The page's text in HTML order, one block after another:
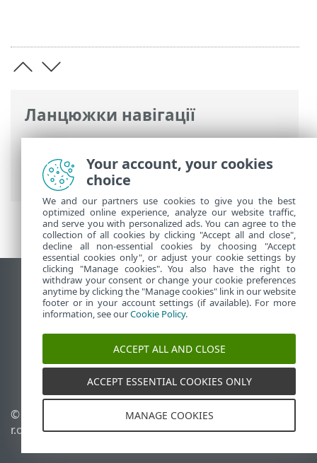
Ланцюжки навігації
Інтерактивна довідка ESET>ESET
Security for Microsoft SharePoint>
Додаткові параметри
> Кластер
Переглянути повну версію
End of Life
База знань ESET
Форум ESET
ESET Status Portal
Регіональна підтримка
© 1992 - 2025 ESET, spol. s
r.o. - Усі права захищено.
Керувати файлами cookie
Політика щодо файлів
Your account, your cookies
choice
We and our partners use cookies to give you the best
optimized online experience, analyze our website traffic,
and serve you with personalized ads. You can agree to the
collection of all cookies by clicking "Accept all and close",
decline all non-essential cookies by choosing "Accept
essential cookies only", or adjust your cookie settings by
clicking "Manage cookies". You also have the right to
withdraw your consent or change your cookie preferences
anytime by clicking the "Manage cookies" link in our website
footer or in your account settings (if available). For more
information, see ourCookie Policy.
ACCEPT ALL AND CLOSE
ACCEPT ESSENTIAL COOKIES ONLY
MANAGE COOKIES